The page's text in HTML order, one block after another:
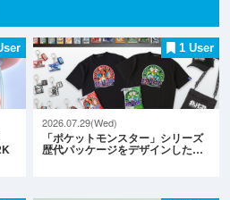
1 User
2026.07.29(Wed)
「ポケットモンスター」シリーズ
歴代パッケージをデザインした…